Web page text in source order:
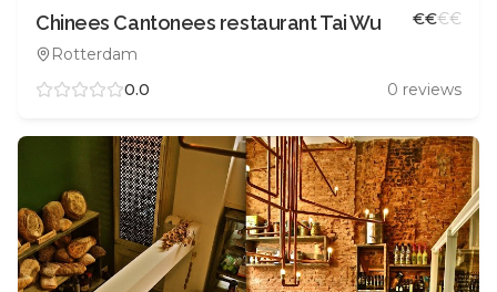
Chinees Cantonees restaurant Tai Wu
Rotterdam
€€€€
0.0 0 reviews